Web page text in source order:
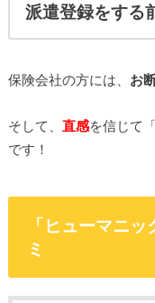
派遣登録をする
保険会社の方には、 お
そして、 直感を信じて「
です！
「ヒューマニ
ミ